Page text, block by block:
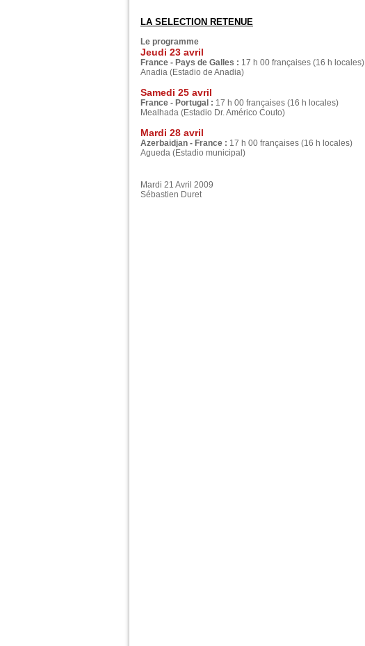
LA SELECTION RETENUE
Le programme
Jeudi 23 avril
France - Pays de Galles : 17 h 00 françaises (16 h locales)
Anadia (Estadio de Anadia)
Samedi 25 avril
France - Portugal : 17 h 00 françaises (16 h locales)
Mealhada (Estadio Dr. Américo Couto)
Mardi 28 avril
Azerbaidjan - France : 17 h 00 françaises (16 h locales)
Agueda (Estadio municipal)
Mardi 21 Avril 2009
Sébastien Duret